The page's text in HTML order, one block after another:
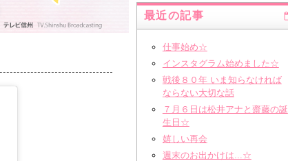
最近の記事
仕事始め☆
インスタグラム始めました☆
戦後８０年 いま知らなければ
ならない大切な話
７月６日は松井アナと齋藤の誕
生日☆
嬉しい再会
週末のお出かけは...☆